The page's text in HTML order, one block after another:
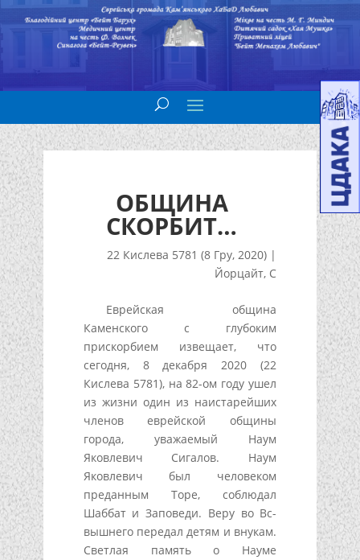
ОБЩИНА
СКОРБИТ…
22 Кислева 5781 (8 Гру, 2020) |
Йорцайт, С
Еврейская община
Каменского с глубоким
прискорбием извещает, что
сегодня, 8 декабря 2020 (22
Кислева 5781), на 82-ом году ушел
из жизни один из наистарейших
членов еврейской общины
города, уважаемый Наум
Яковлевич Сигалов. Наум
Яковлевич был человеком
преданным Торе, соблюдал
Шаббат и Заповеди. Веру во Вс-
вышнего передал детям и внукам.
Светлая память о Науме